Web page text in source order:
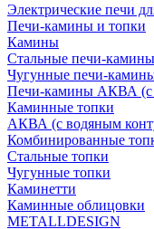
Электрические печи
Печи-камины и топки
Камины
Стальные печи-камины
Чугунные печи-
Печи-камины АКВА (с
Каминные топки
АКВА (с водяным
Комбинированные
Стальные топки
Чугунные топки
Каминетти
Каминные облицовки
METALLDESIGN